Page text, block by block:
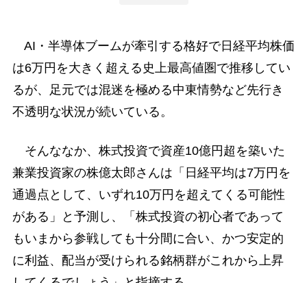
AI・半導体ブームが牽引する格好で日経平均株価
は6万円を大きく超える史上最高値圏で推移してい
るが、足元では混迷を極める中東情勢など先行き
不透明な状況が続いている。
そんななか、株式投資で資産10億円超を築いた
兼業投資家の株億太郎さんは「日経平均は7万円を
通過点として、いずれ10万円を超えてくる可能性
がある」と予測し、「株式投資の初心者であって
もいまから参戦しても十分間に合い、かつ安定的
に利益、配当が受けられる銘柄群がこれから上昇